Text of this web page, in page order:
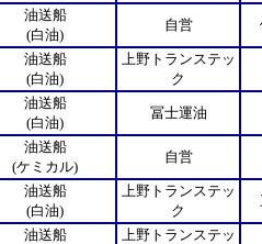
油送船
(白油)
自営
油送船
(白油)
上野トランステッ
ク
油送船
(白油)
冨士運油
油送船
(ケミカル)
自営
油送船
(白油)
上野トランステッ
ク
油送船
上野トランステッ